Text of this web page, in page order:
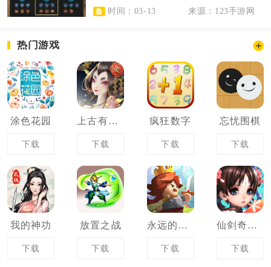
时间：03-13
来源：123手游网
热门游戏
涂色花园
下载
上古有灵妖
下载
疯狂数字
下载
忘忧围棋
下载
我的神功
下载
放置之战
下载
永远的蔚蓝星球
下载
仙剑奇侠传
下载